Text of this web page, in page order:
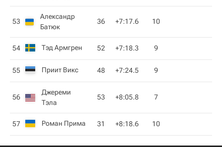
53
Александр
Батюк
36 +7:17.6 10
54 Тэд Армгрен 52 +7:18.3 9
55 Приит Викс 48 +7:24.5 9
56
Джереми
Тэла
53 +8:05.8 7
57 Роман Прима 31 +8:18.6 10